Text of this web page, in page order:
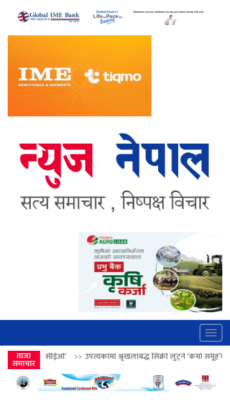
ताजा
समाचार
उपत्यकामा श्रृंखलाबद्ध सिक्री लुट्ने ‘कर्मा समूह’का नाइकेसहित पाँच पक्राउ